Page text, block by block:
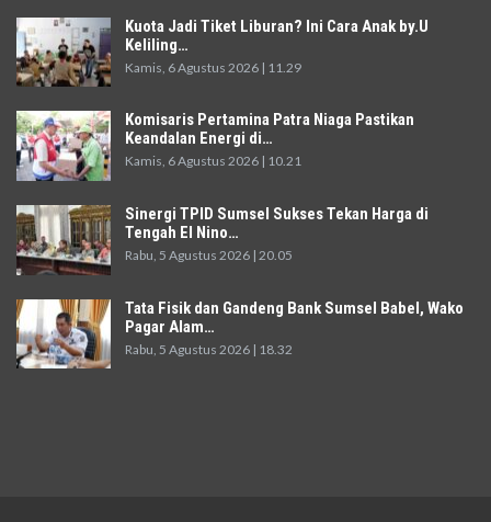
Kuota Jadi Tiket Liburan? Ini Cara Anak by.U
Keliling…
Kamis, 6 Agustus 2026 | 11.29
Komisaris Pertamina Patra Niaga Pastikan
Keandalan Energi di…
Kamis, 6 Agustus 2026 | 10.21
Sinergi TPID Sumsel Sukses Tekan Harga di
Tengah El Nino…
Rabu, 5 Agustus 2026 | 20.05
Tata Fisik dan Gandeng Bank Sumsel Babel, Wako
Pagar Alam…
Rabu, 5 Agustus 2026 | 18.32